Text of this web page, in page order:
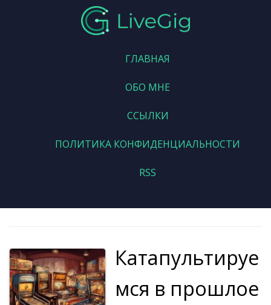
ГЛАВНАЯ
ОБО МНЕ
ССЫЛКИ
ПОЛИТИКА КОНФИДЕНЦИАЛЬНОСТИ
RSS
Катапультируе
мся в прошлое